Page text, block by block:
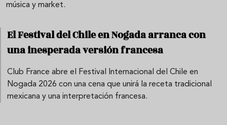
música y market.
El Festival del Chile en Nogada arranca con
una inesperada versión francesa
Club France abre el Festival Internacional del Chile en
Nogada 2026 con una cena que unirá la receta tradicional
mexicana y una interpretación francesa.